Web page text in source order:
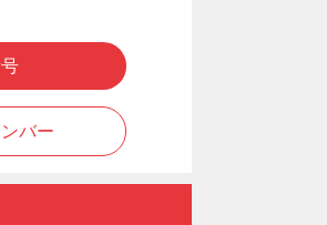
バー